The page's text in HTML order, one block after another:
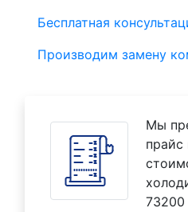
Бесплатная
Производим замену
Мы
прайс
73200